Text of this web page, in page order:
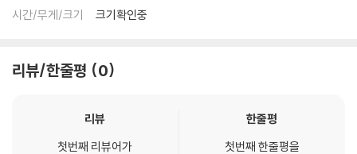
시간/무게/크기
크기확인중
리뷰/한줄평 0
리뷰
첫번째 리뷰어가
한줄평
첫번째 한줄평을